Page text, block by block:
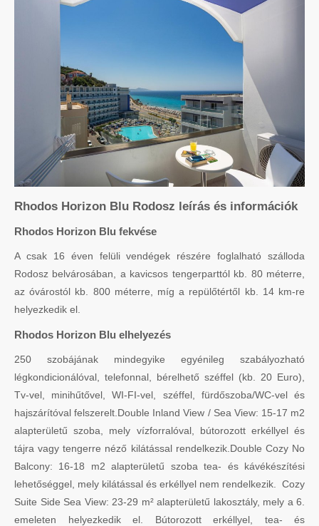
Rhodos Horizon Blu Rodosz leírás és információk
Rhodos Horizon Blu fekvése
A csak 16 éven felüli vendégek részére foglalható szálloda
Rodosz belvárosában, a kavicsos tengerparttól kb. 80 méterre,
az óvárostól kb. 800 méterre, míg a repülőtértől kb. 14 km-re
helyezkedik el.
Rhodos Horizon Blu elhelyezés
250 szobájának mindegyike egyénileg szabályozható
légkondicionálóval, telefonnal, bérelhető széffel (kb. 20 Euro),
Tv-vel, minihűtővel, WI-FI-vel, széffel, fürdőszoba/WC-vel és
hajszárítóval felszerelt.Double Inland View / Sea View: 15-17 m2
alapterületű szoba, mely vízforralóval, bútorozott erkéllyel és
tájra vagy tengerre néző kilátással rendelkezik.Double Cozy No
Balcony: 16-18 m2 alapterületű szoba tea- és kávékészítési
lehetőséggel, mely kilátással és erkéllyel nem rendelkezik. Cozy
Suite Side Sea View: 23-29 m² alapterületű lakosztály, mely a 6.
emeleten helyezkedik el. Bútorozott erkéllyel, tea- és